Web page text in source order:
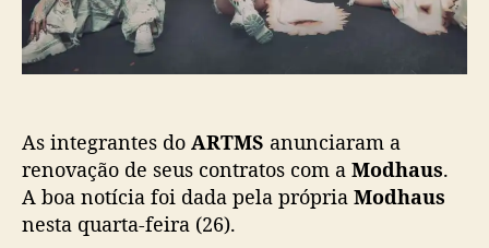
a
ç
v
a
M
As integrantes do ARTMS anunciaram a
renovação de seus contratos com a Modhaus.
A boa notícia foi dada pela própria Modhaus
nesta quarta-feira (26).